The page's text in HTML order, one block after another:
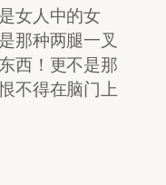
女人中的女
那种两腿一叉
西！更不是那
不得在脑门上